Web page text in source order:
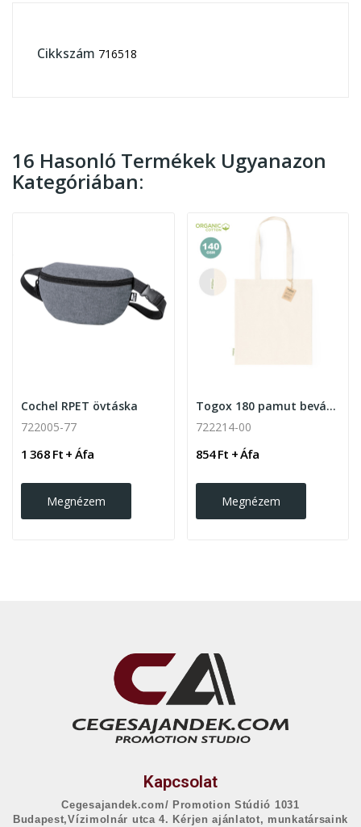
Cikkszám 716518
16 Hasonló Termékek Ugyanazon
Kategóriában:
Cochel RPET övtáska
722005-77
1 368 Ft + Áfa
Megnézem
Togox 180 pamut bevásárlótáska , natúr
722214-00
854 Ft + Áfa
Megnézem
Kapcsolat
Cegesajandek.com/ Promotion Stúdió 1031
Budapest,Vízimolnár utca 4. Kérjen ajánlatot, munkatársaink